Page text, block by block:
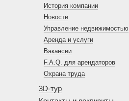
История компании
Новости
Управление недвижимостью
Аренда и услуги
Вакансии
F.A.Q. для арендаторов
Охрана труда
3D-тур